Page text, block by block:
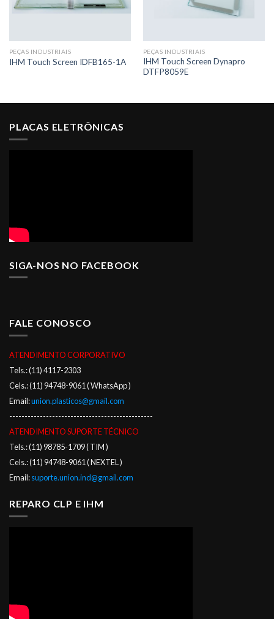
PEÇAS INDUSTRIAIS
IHM Touch Screen IDFB165-1A
PEÇAS INDUSTRIAIS
IHM Touch Screen Dynapro
DTFP8059E
PLACAS ELETRÔNICAS
SIGA-NOS NO FACEBOOK
FALE CONOSCO
ATENDIMENTO CORPORATIVO
Tels.: (11) 4117-2303
Cels.: (11) 94748-9061 ( WhatsApp )
Email:union.plasticos@gmail.com
-----------------------------------------------
ATENDIMENTO SUPORTE TÉCNICO
Tels.: (11) 98785-1709 ( TIM )
Cels.: (11) 94748-9061 ( NEXTEL )
Email:suporte.union.ind@gmail.com
REPARO CLP E IHM